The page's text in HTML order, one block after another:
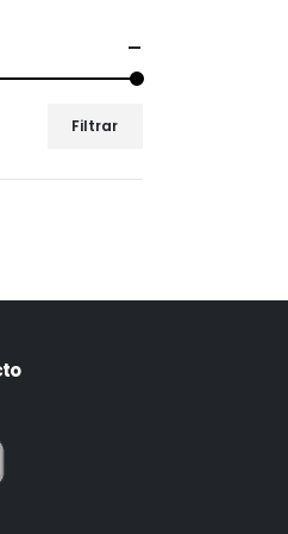
Filtrar